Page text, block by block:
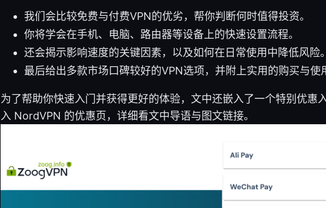
我们会比较免费与付费VPN的优劣，帮你判断何时值得投资。
你将学会在手机、电脑、路由器等设备上的快速设置流程。
还会揭示影响速度的关键因素，以及如何在日常使用中降低风险。
最后给出多款市场口碑较好的VPN选项，并附上实用的购买与使
为了帮助你快速入门并获得更好的体验，文中还嵌入了一个特别优惠
入 NordVPN 的优惠页，详细看文中导语与图文链接。